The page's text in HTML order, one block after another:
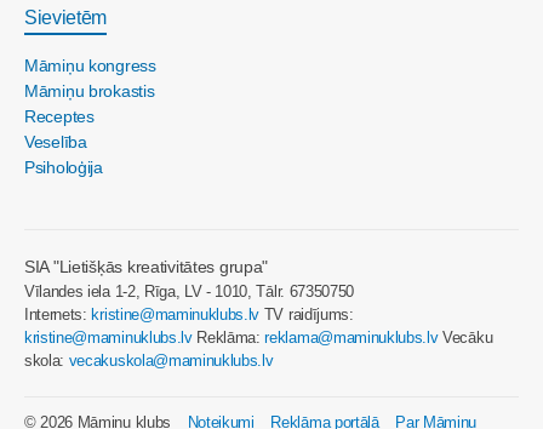
Sievietēm
Māmiņu kongress
Māmiņu brokastis
Receptes
Veselība
Psiholoģija
SIA "Lietišķās kreativitātes grupa"
Vīlandes iela 1-2, Rīga, LV - 1010, Tālr. 67350750
Internets:kristine@maminuklubs.lv TV raidījums:
kristine@maminuklubs.lvReklāma:reklama@maminuklubs.lvVecāku
skola: vecakuskola@maminuklubs.lv
© 2026 Māmiņu klubs Noteikumi Reklāma portālā Par Māmiņu